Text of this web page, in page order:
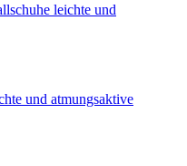
leichte und
und atmungsaktive